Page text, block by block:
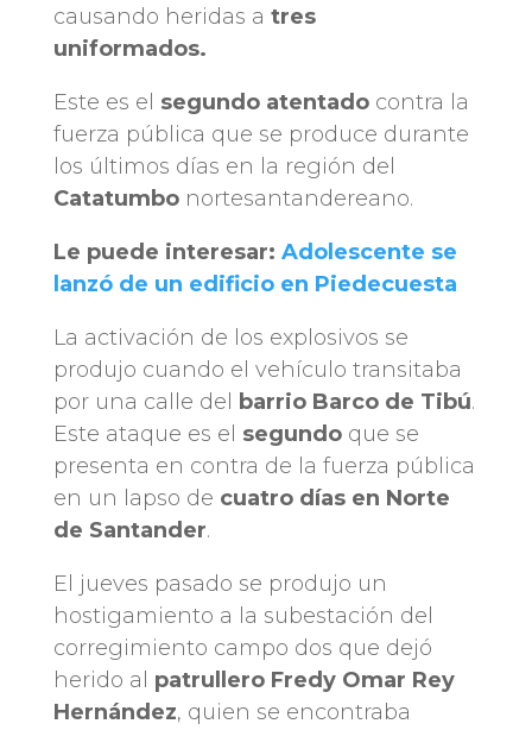
causando heridas a tres
uniformados.
Este es el segundo atentadocontra la
fuerza pública que se produce durante
los últimos días en la región del
Catatumbonortesantandereano.
Le puede interesar: Adolescente se
lanzó de un edificio en Piedecuesta
La activación de los explosivos se
produjo cuando el vehículo transitaba
por una calle del barrio Barco de Tibú.
Este ataque es el segundoque se
presenta en contra de la fuerza pública
en un lapso de cuatro días en Norte
de Santander.
El jueves pasado se produjo un
hostigamiento a la subestación del
corregimiento campo dos que dejó
herido al patrullero Fredy Omar Rey
Hernández, quien se encontraba